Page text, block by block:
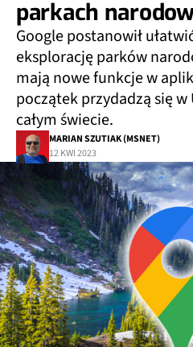
parkach
Google postanowił
eksplorację parków
mają nowe funkcje w
początek przydadzą się w
całym świecie.
MARIAN SZUTIAK (MSNET)
12 KWI 2023